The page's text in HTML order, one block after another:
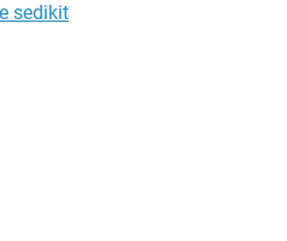
sedikit